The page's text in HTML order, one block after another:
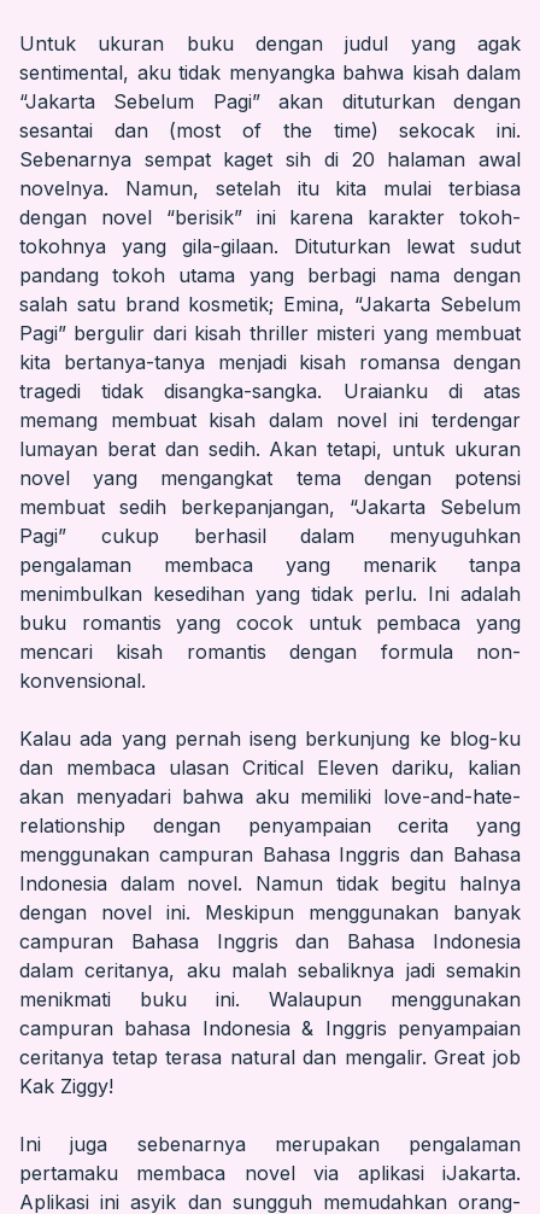
Untuk ukuran buku dengan judul yang agak
sentimental, aku tidak menyangka bahwa kisah dalam
“Jakarta Sebelum Pagi” akan dituturkan dengan
sesantai dan (most of the time) sekocak ini.
Sebenarnya sempat kaget sih di 20 halaman awal
novelnya. Namun, setelah itu kita mulai terbiasa
dengan novel “berisik” ini karena karakter tokoh-
tokohnya yang gila-gilaan. Dituturkan lewat sudut
pandang tokoh utama yang berbagi nama dengan
salah satu brand kosmetik; Emina, “Jakarta Sebelum
Pagi” bergulir dari kisah thriller misteri yang membuat
kita bertanya-tanya menjadi kisah romansa dengan
tragedi tidak disangka-sangka. Uraianku di atas
memang membuat kisah dalam novel ini terdengar
lumayan berat dan sedih. Akan tetapi, untuk ukuran
novel yang mengangkat tema dengan potensi
membuat sedih berkepanjangan, “Jakarta Sebelum
Pagi” cukup berhasil dalam menyuguhkan
pengalaman membaca yang menarik tanpa
menimbulkan kesedihan yang tidak perlu. Ini adalah
buku romantis yang cocok untuk pembaca yang
mencari kisah romantis dengan formula non-
konvensional.
Kalau ada yang pernah iseng berkunjung ke blog-ku
dan membaca ulasan Critical Eleven dariku, kalian
akan menyadari bahwa aku memiliki love-and-hate-
relationship dengan penyampaian cerita yang
menggunakan campuran Bahasa Inggris dan Bahasa
Indonesia dalam novel. Namun tidak begitu halnya
dengan novel ini. Meskipun menggunakan banyak
campuran Bahasa Inggris dan Bahasa Indonesia
dalam ceritanya, aku malah sebaliknya jadi semakin
menikmati buku ini. Walaupun menggunakan
campuran bahasa Indonesia & Inggris penyampaian
ceritanya tetap terasa natural dan mengalir. Great job
Kak Ziggy!
Ini juga sebenarnya merupakan pengalaman
pertamaku membaca novel via aplikasi iJakarta.
Aplikasi ini asyik dan sungguh memudahkan orang-